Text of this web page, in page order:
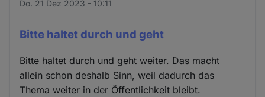
Do. 21 Dez 2023 - 10:11
Bitte haltet durch und geht
Bitte haltet durch und geht weiter. Das macht
allein schon deshalb Sinn, weil dadurch das
Thema weiter in der Öffentlichkeit bleibt.